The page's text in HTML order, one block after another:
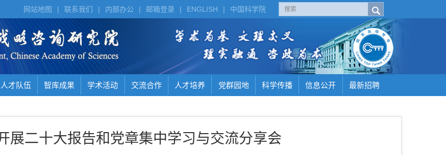
中国科学院
|
ENGLISH
|
邮箱登录
|
内部办公
|
联系我们
|
网站地图
人才队伍 智库成果 学术活动 交流合作 人才培养 党群园地 科学传播 信息公开 最新招聘
展二十大报告和党章集中学习与交流分享会